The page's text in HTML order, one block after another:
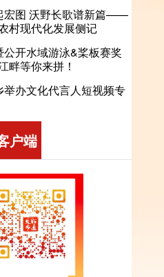
宏图 沃野长歌谱新篇——
村现代化发展侧记
公开水域游泳&桨板赛奖
畔等你来拼！
举办文化代言人短视频专
户端